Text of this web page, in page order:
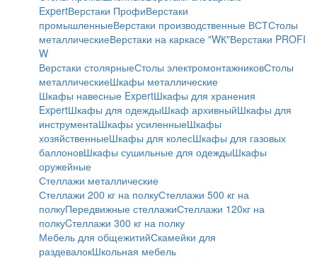
ExpertВерстаки ПрофиВерстаки
промышленныеВерстаки производственные ВСТСтолы
металлическиеВерстаки на каркасе "WК"Верстаки PROFI
W
Верстаки столярныеСтолы электромонтажниковСтолы
металлическиеШкафы металлические
Шкафы навесные ExpertШкафы для хранения
ExpertШкафы для одеждыШкаф архивныйШкафы для
инструментаШкафы усиленныеШкафы
хозяйственныеШкафы для колесШкафы для газовых
баллоновШкафы сушильные для одеждыШкафы
оружейные
Стеллажи металлические
Стеллажи 200 кг на полкуСтеллажи 500 кг на
полкуПередвижные стеллажиСтеллажи 120кг на
полкуCтеллажи 300 кг на полку
Мебель для общежитийСкамейки для
раздевалокШкольная мебель